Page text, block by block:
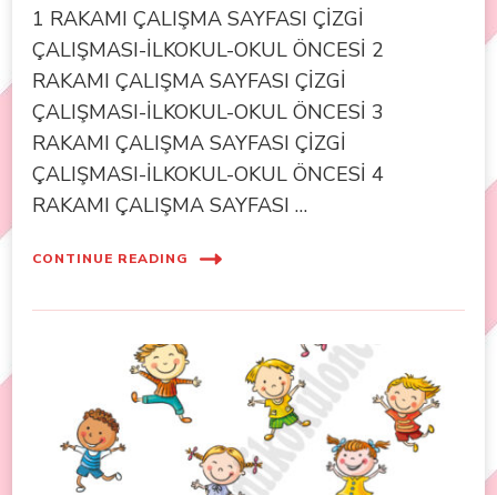
1 RAKAMI ÇALIŞMA SAYFASI ÇİZGİ
ÇALIŞMASI-İLKOKUL-OKUL ÖNCESİ 2
RAKAMI ÇALIŞMA SAYFASI ÇİZGİ
ÇALIŞMASI-İLKOKUL-OKUL ÖNCESİ 3
RAKAMI ÇALIŞMA SAYFASI ÇİZGİ
ÇALIŞMASI-İLKOKUL-OKUL ÖNCESİ 4
RAKAMI ÇALIŞMA SAYFASI …
CONTINUE READING